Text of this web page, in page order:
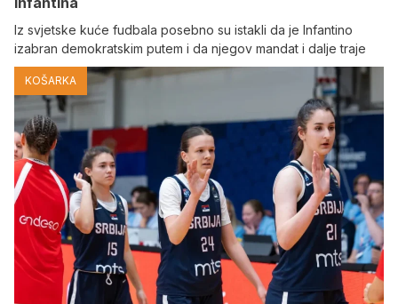
Iz svjetske kuće fudbala posebno su istakli da je Infantino
izabran demokratskim putem i da njegov mandat i dalje traje
KOŠARKA